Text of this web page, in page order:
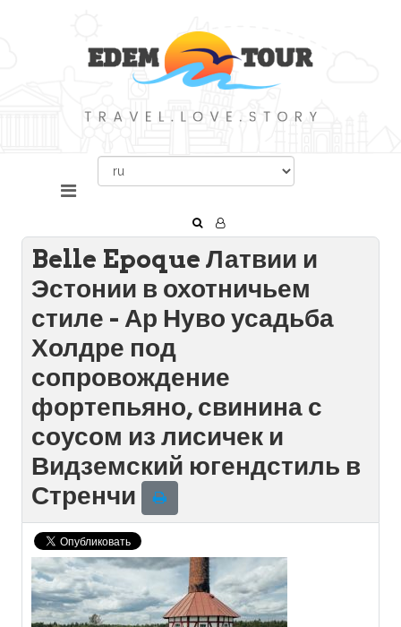
Belle Epoque Латвии и
Эстонии в охотничьем
стиле - Ар Нуво усадьба
Холдре под
сопровождение
фортепьяно, свинина с
соусом из лисичек и
Видземский югендстиль в
Стренчи